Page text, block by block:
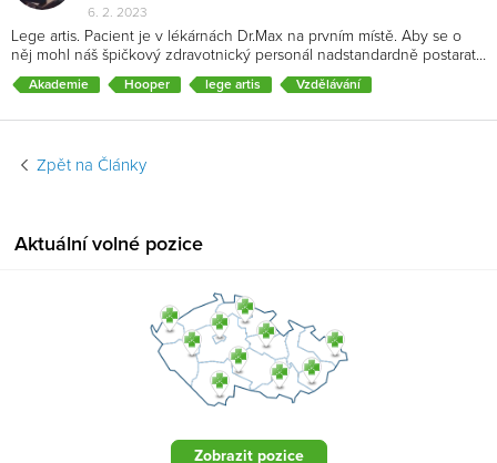
6. 2. 2023
Lege artis. Pacient je v lékárnách Dr.Max na prvním místě. Aby se o
něj mohl náš špičkový zdravotnický personál nadstandardně postarat…
Akademie Hooper lege artis Vzdělávání
Zpět na Články
Aktuální volné pozice
Zobrazit pozice